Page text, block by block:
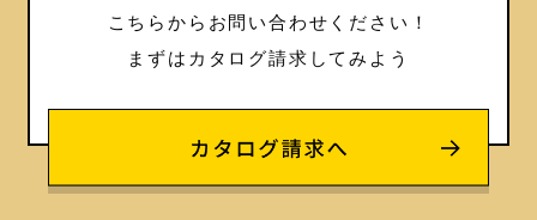
こちらからお問い合わせください！
まずはカタログ請求してみよう